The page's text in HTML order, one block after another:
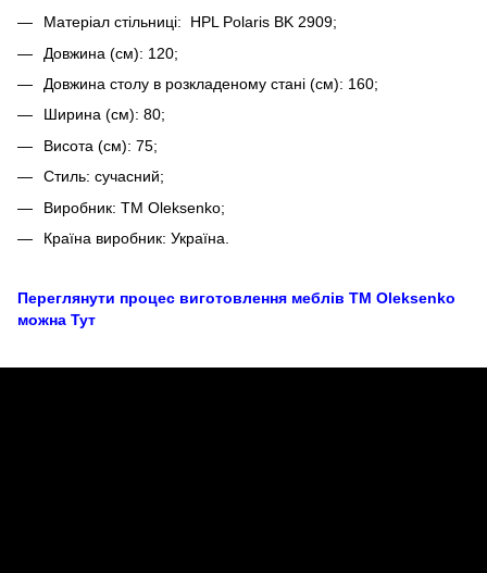
Матеріал стільниці: HPL Polaris BK 2909;
Довжина (см): 120;
Довжина столу в розкладеному стані (см): 160;
Ширина (см): 80;
Висота (см): 75;
Стиль: сучасний;
Виробник: TM Oleksenko;
Країна виробник: Україна.
Переглянути процес виготовлення меблів TM Oleksenko
можна Тут